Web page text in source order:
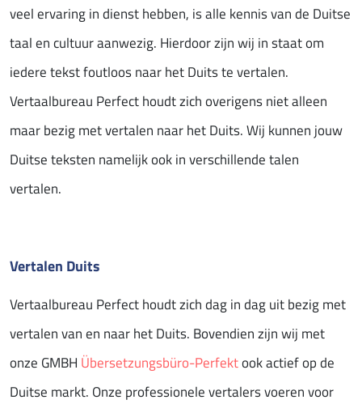
veel ervaring in dienst hebben, is alle kennis van de Duitse
taal en cultuur aanwezig. Hierdoor zijn wij in staat om
iedere tekst foutloos naar het Duits te vertalen.
Vertaalbureau Perfect houdt zich overigens niet alleen
maar bezig met vertalen naar het Duits. Wij kunnen jouw
Duitse teksten namelijk ook in verschillende talen
vertalen.
Vertalen Duits
Vertaalbureau Perfect houdt zich dag in dag uit bezig met
vertalen van en naar het Duits. Bovendien zijn wij met
onze GMBH Übersetzungsbüro-Perfektook actief op de
Duitse markt. Onze professionele vertalers voeren voor